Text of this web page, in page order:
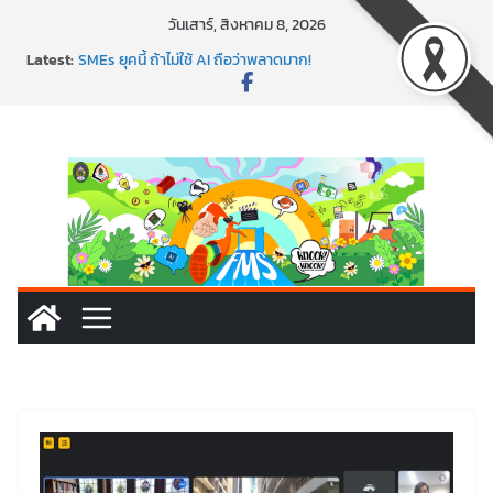
วันเสาร์, สิงหาคม 8, 2026
Latest:พาธุรกิจท้องถิ่นสู่ตลาดโลก ด้วยเทคโนโลยี AI!
SMEs ยุคนี้ ถ้าไม่ใช้ AI ถือว่าพลาดมาก!
สร้าง VDO ก็ปัง แถมเขียนโค้ดสร้างแอปได้อีก! เรียนกับ
พร้อมลุยแล้ว! ปักหมุดโรดแมป AI อัปสกิลธุรกิจให้พุ่งทะยาน